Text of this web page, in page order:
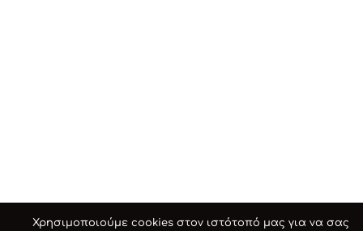
Χρησιμοποιούμε cookies στον ιστότοπό μας για να σας